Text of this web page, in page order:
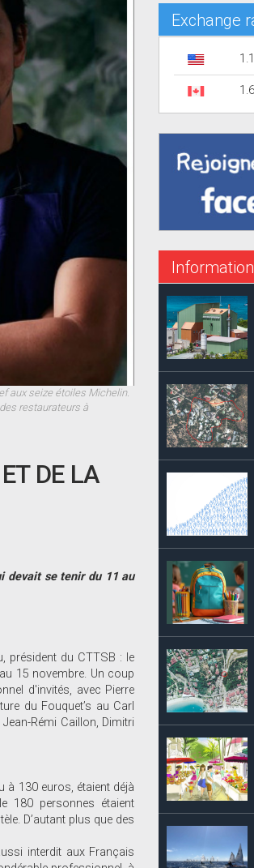
aux seize étoiles Michelin.
restaurateurs à
DE LA
devait se tenir du 11 au
président du CTTSB : le
15 novembre. Un coup
d'invités, avec Pierre
du Fouquet’s au Carl
Rémi Caillon, Dimitri
130 euros, étaient déjà
180 personnes étaient
D’autant plus que des
interdit aux Français
Exchange